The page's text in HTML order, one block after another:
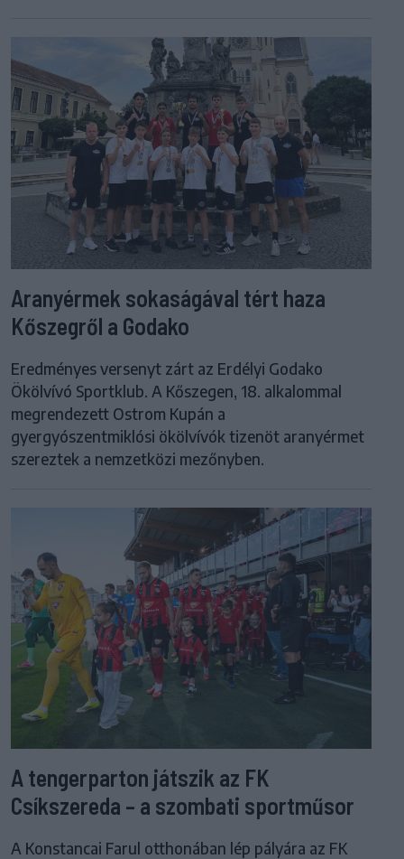
Aranyérmek sokaságával tért haza
Kőszegről a Godako
Eredményes versenyt zárt az Erdélyi Godako
Ökölvívó Sportklub. A Kőszegen, 18. alkalommal
megrendezett Ostrom Kupán a
gyergyószentmiklósi ökölvívók tizenöt aranyérmet
szereztek a nemzetközi mezőnyben.
A tengerparton játszik az FK
Csíkszereda – a szombati sportműsor
A Konstancai Farul otthonában lép pályára az FK